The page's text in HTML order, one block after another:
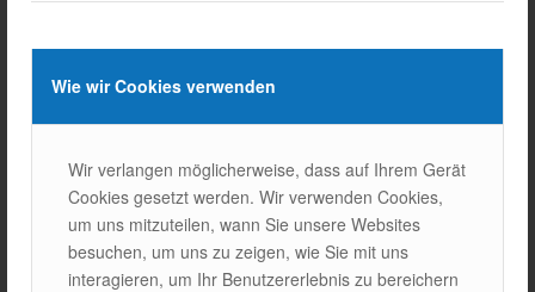
Wie wir Cookies verwenden
Wir verlangen möglicherweise, dass auf Ihrem Gerät
Cookies gesetzt werden. Wir verwenden Cookies,
um uns mitzuteilen, wann Sie unsere Websites
besuchen, um uns zu zeigen, wie Sie mit uns
interagieren, um Ihr Benutzererlebnis zu bereichern
DEUTSCHLAND
ISOTEC Solar GmbH